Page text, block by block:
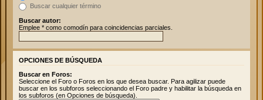
Buscar cualquier término
Buscar autor:
Emplee * como comodín para coincidencias parciales.
OPCIONES DE BÚSQUEDA
Buscar en Foros:
Seleccione el Foro o Foros en los que desea buscar. Para agilizar puede
buscar en los subforos seleccionando el Foro padre y habilitar la búsqueda en
los subforos (en Opciones de búsqueda).